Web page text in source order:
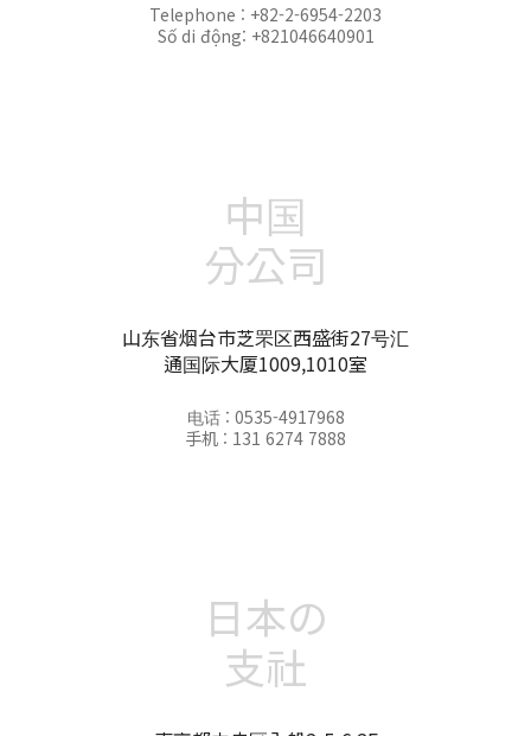
Telephone : +82-2-6954-2203
Số di động: +821046640901
中国
分公司
山东省烟台市芝罘区西盛街27号汇
通国际大厦1009,1010室
电话 : 0535-4917968
手机 : 131 6274 7888
日本の
支社